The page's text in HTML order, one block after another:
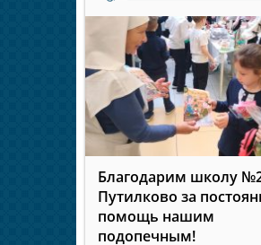
Благодарим школу
Путилково за
помощь нашим
подопечным!